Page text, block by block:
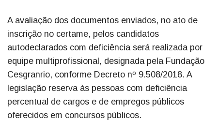
A avaliação dos documentos enviados, no ato de
inscrição no certame, pelos candidatos
autodeclarados com deficiência será realizada por
equipe multiprofissional, designada pela Fundação
Cesgranrio, conforme Decreto nº 9.508/2018. A
legislação reserva às pessoas com deficiência
percentual de cargos e de empregos públicos
oferecidos em concursos públicos.